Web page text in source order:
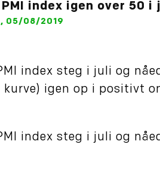
index igen over 50 i
05/08/2019
index steg i juli og
kurve) igen op i positivt
index steg i juli og